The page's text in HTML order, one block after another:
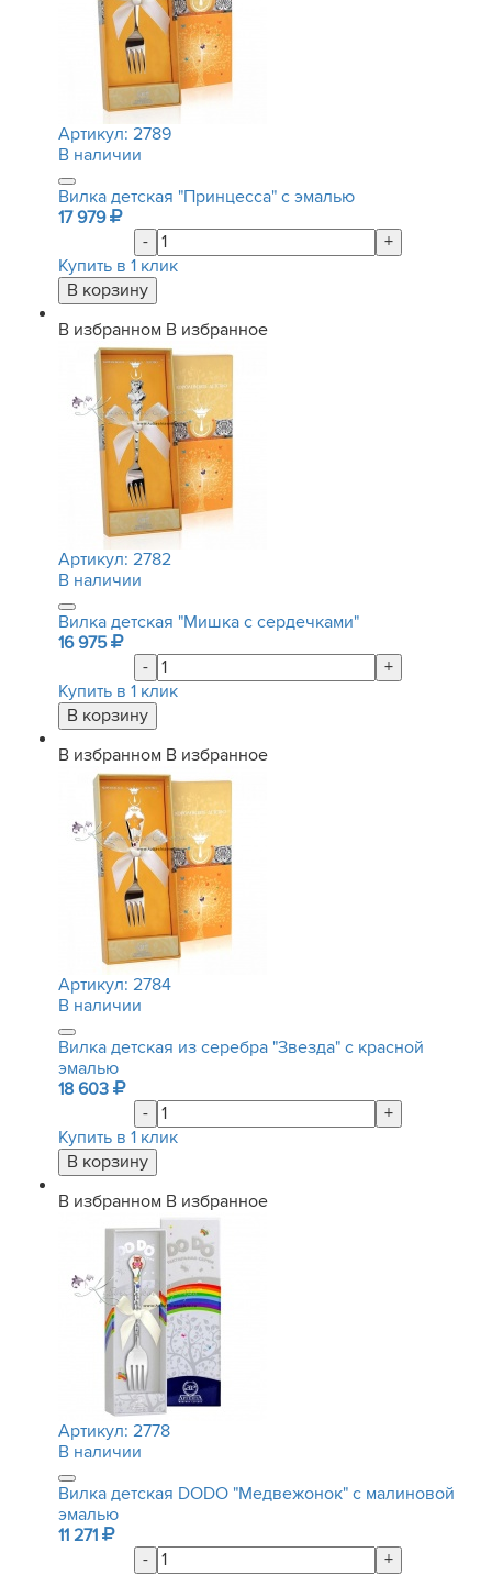
Артикул: 2789
В наличии
Вилка детская "Принцесса" с эмалью
17 979
-
+
Купить в 1 клик
В избранном В избранное
Артикул: 2782
В наличии
Вилка детская "Мишка с сердечками"
16 975
-
+
Купить в 1 клик
В избранном В избранное
Артикул: 2784
В наличии
Вилка детская из серебра "Звезда" с красной
эмалью
18 603
-
+
Купить в 1 клик
В избранном В избранное
Артикул: 2778
В наличии
Вилка детская DODO "Медвежонок" с малиновой
эмалью
11 271
-
+